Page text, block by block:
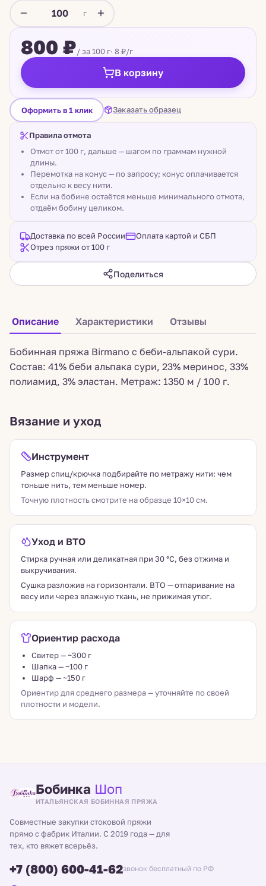
г
800 ₽/ за 100 г· 8 ₽/г
В корзину
Оформить в 1 клик Заказать образец
Правила отмота
Отмот от 100 г, дальше — шагом по граммам нужной
длины.
Перемотка на конус — по запросу; конус оплачивается
отдельно к весу нити.
Если на бобине остаётся меньше минимального отмота,
отдаём бобину целиком.
Доставка по всей России
Оплата картой и СБП
Отрез пряжи от 100 г
Поделиться
Описание Характеристики Отзывы
Бобинная пряжа Birmano с беби-альпакой сури.
Состав: 41% беби альпака сури, 23% меринос, 33%
полиамид, 3% эластан. Метраж: 1350 м / 100 г.
Вязание и уход
Инструмент
Размер спиц/крючка подбирайте по метражу нити: чем
тоньше нить, тем меньше номер.
Точную плотность смотрите на образце 10×10 см.
Уход и ВТО
Стирка ручная или деликатная при 30 °C, без отжима и
выкручивания.
Сушка разложив на горизонтали. ВТО — отпаривание на
весу или через влажную ткань, не прижимая утюг.
Ориентир расхода
Свитер — ~300 г
Шапка — ~100 г
Шарф — ~150 г
Ориентир для среднего размера — уточняйте по своей
плотности и модели.
Бобинка Шоп
ИТАЛЬЯНСКАЯ БОБИННАЯ ПРЯЖА
Совместные закупки стоковой пряжи
прямо с фабрик Италии. С 2019 года — для
тех, кто вяжет всерьёз.
+7 (800) 600-41-62звонок бесплатный по РФ